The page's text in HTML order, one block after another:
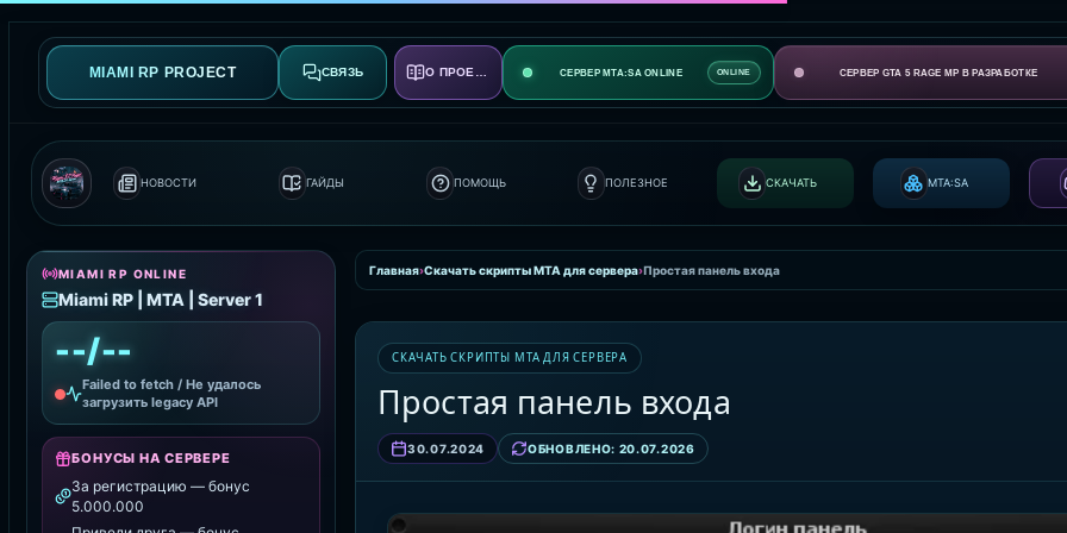
MIAMI RP PROJECT СВЯЗЬ СЕРВЕР MTA:SA ONLINE ONLINE СЕРВЕР GTA 5 RAGE MP В РАЗРАБОТКЕ
НОВОСТИ ГАЙДЫ ПОМОЩЬ ПОЛЕЗНОЕ СКАЧАТЬ MTA:SA
MIAMI RP ONLINE
Miami RP | MTA | Server 1
--/--
Failed to fetch / Не удалось
загрузить legacy API
БОНУСЫ НА СЕРВЕРЕ
За регистрацию — бонус
5.000.000
Главная›Скачать скрипты MTA для сервера›Простая панель входа
СКАЧАТЬ СКРИПТЫ MTA ДЛЯ СЕРВЕРА
Простая панель входа
30.07.2024 ОБНОВЛЕНО: 20.07.2026